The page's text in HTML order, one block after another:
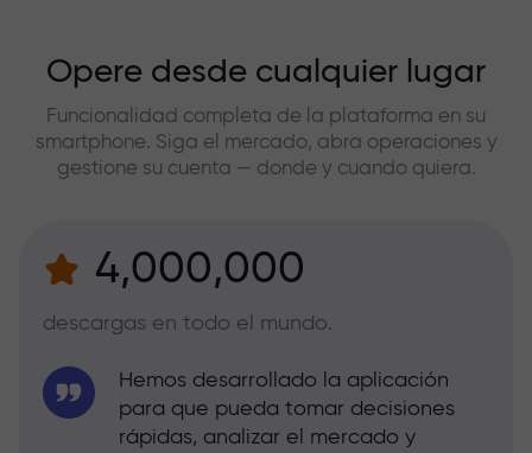
Opere desde cualquier lugar
Funcionalidad completa de la plataforma en su
smartphone. Siga el mercado, abra operaciones y
gestione su cuenta — donde y cuando quiera.
4,000,000
descargas en todo el mundo.
Hemos desarrollado la aplicación
para que pueda tomar decisiones
rápidas, analizar el mercado y